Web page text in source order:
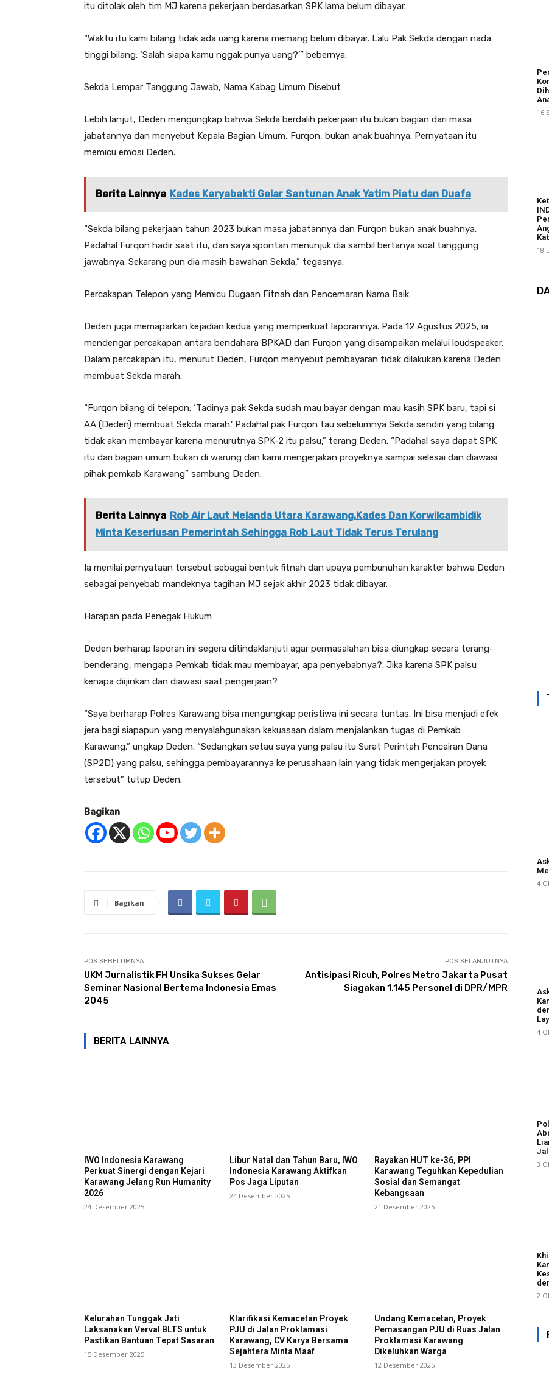
itu ditolak oleh tim MJ karena pekerjaan berdasarkan SPK lama belum dibayar.
“Waktu itu kami bilang tidak ada uang karena memang belum dibayar. Lalu Pak Sekda dengan nada
tinggi bilang: ‘Salah siapa kamu nggak punya uang?’” bebernya.
Sekda Lempar Tanggung Jawab, Nama Kabag Umum Disebut
Lebih lanjut, Deden mengungkap bahwa Sekda berdalih pekerjaan itu bukan bagian dari masa
jabatannya dan menyebut Kepala Bagian Umum, Furqon, bukan anak buahnya. Pernyataan itu
memicu emosi Deden.
Berita Lainnya Kades Karyabakti Gelar Santunan Anak Yatim Piatu dan Duafa
“Sekda bilang pekerjaan tahun 2023 bukan masa jabatannya dan Furqon bukan anak buahnya.
Padahal Furqon hadir saat itu, dan saya spontan menunjuk dia sambil bertanya soal tanggung
jawabnya. Sekarang pun dia masih bawahan Sekda,” tegasnya.
Percakapan Telepon yang Memicu Dugaan Fitnah dan Pencemaran Nama Baik
Deden juga memaparkan kejadian kedua yang memperkuat laporannya. Pada 12 Agustus 2025, ia
mendengar percakapan antara bendahara BPKAD dan Furqon yang disampaikan melalui loudspeaker.
Dalam percakapan itu, menurut Deden, Furqon menyebut pembayaran tidak dilakukan karena Deden
membuat Sekda marah.
“Furqon bilang di telepon: ‘Tadinya pak Sekda sudah mau bayar dengan mau kasih SPK baru, tapi si
AA (Deden) membuat Sekda marah.’ Padahal pak Furqon tau sebelumnya Sekda sendiri yang bilang
tidak akan membayar karena menurutnya SPK-2 itu palsu,” terang Deden. “Padahal saya dapat SPK
itu dari bagian umum bukan di warung dan kami mengerjakan proyeknya sampai selesai dan diawasi
pihak pemkab Karawang” sambung Deden.
Berita Lainnya Rob Air Laut Melanda Utara Karawang.Kades Dan Korwilcambidik
Minta Keseriusan Pemerintah Sehingga Rob Laut Tidak Terus Terulang
Ia menilai pernyataan tersebut sebagai bentuk fitnah dan upaya pembunuhan karakter bahwa Deden
sebagai penyebab mandeknya tagihan MJ sejak akhir 2023 tidak dibayar.
Harapan pada Penegak Hukum
Deden berharap laporan ini segera ditindaklanjuti agar permasalahan bisa diungkap secara terang-
benderang, mengapa Pemkab tidak mau membayar, apa penyebabnya?. Jika karena SPK palsu
kenapa diijinkan dan diawasi saat pengerjaan?
“Saya berharap Polres Karawang bisa mengungkap peristiwa ini secara tuntas. Ini bisa menjadi efek
jera bagi siapapun yang menyalahgunakan kekuasaan dalam menjalankan tugas di Pemkab
Karawang,” ungkap Deden. “Sedangkan setau saya yang palsu itu Surat Perintah Pencairan Dana
(SP2D) yang palsu, sehingga pembayarannya ke perusahaan lain yang tidak mengerjakan proyek
tersebut” tutup Deden.
Bagikan
Bagikan
POS SEBELUMNYA
UKM Jurnalistik FH Unsika Sukses Gelar
Seminar Nasional Bertema Indonesia Emas
2045
POS SELANJUTNYA
Antisipasi Ricuh, Polres Metro Jakarta Pusat
Siagakan 1.145 Personel di DPR/MPR
BERITA LAINNYA
IWO Indonesia Karawang
Perkuat Sinergi dengan Kejari
Karawang Jelang Run Humanity
2026
24 Desember 2025
Libur Natal dan Tahun Baru, IWO
Indonesia Karawang Aktifkan
Pos Jaga Liputan
24 Desember 2025
Rayakan HUT ke-36, PPI
Karawang Teguhkan Kepedulian
Sosial dan Semangat
Kebangsaan
21 Desember 2025
Kelurahan Tunggak Jati
Laksanakan Verval BLTS untuk
Pastikan Bantuan Tepat Sasaran
15 Desember 2025
Klarifikasi Kemacetan Proyek
PJU di Jalan Proklamasi
Karawang, CV Karya Bersama
Sejahtera Minta Maaf
13 Desember 2025
Undang Kemacetan, Proyek
Pemasangan PJU di Ruas Jalan
Proklamasi Karawang
Dikeluhkan Warga
12 Desember 2025
16
18
4
4
3
2